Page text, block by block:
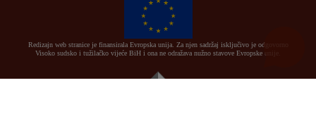
Redizajn web stranice je finansirala Evropska unija. Za njen sadržaj isključivo je odgovorno
Visoko sudsko i tužilačko vijeće BiH i ona ne odražava nužno stavove Evropske unije.